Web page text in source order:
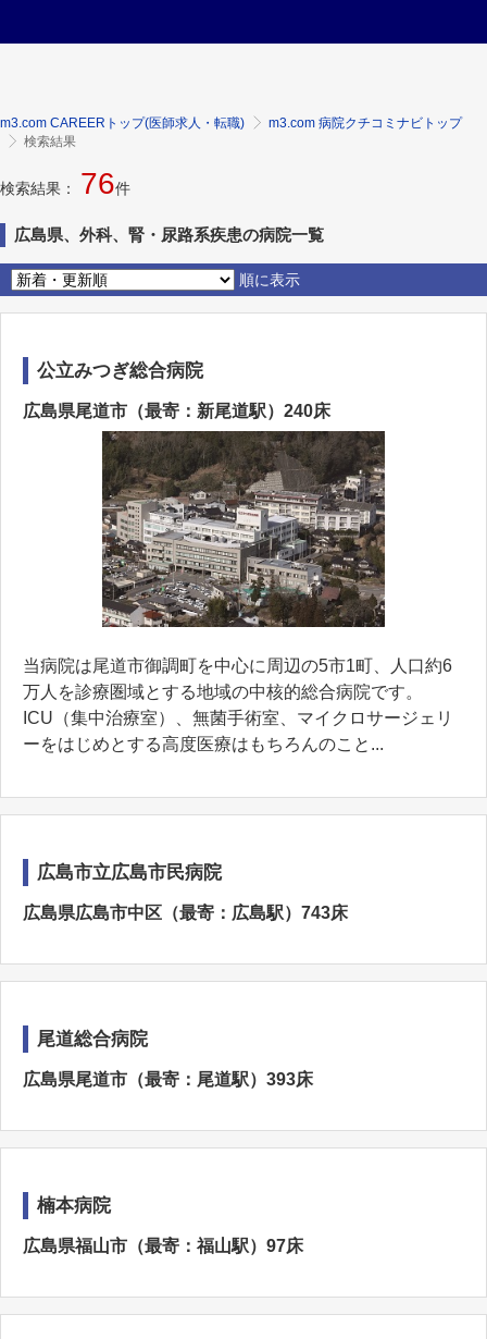
m3.com CAREERトップ(医師求人・転職)
m3.com 病院クチコミナビトップ
検索結果
検索結果： 76件
広島県、外科、腎・尿路系疾患の病院一覧
順に表示
公立みつぎ総合病院
広島県尾道市（最寄：新尾道駅）240床
当病院は尾道市御調町を中心に周辺の5市1町、人口約6
万人を診療圏域とする地域の中核的総合病院です。
ICU（集中治療室）、無菌手術室、マイクロサージェリ
ーをはじめとする高度医療はもちろんのこと...
広島市立広島市民病院
広島県広島市中区（最寄：広島駅）743床
尾道総合病院
広島県尾道市（最寄：尾道駅）393床
楠本病院
広島県福山市（最寄：福山駅）97床